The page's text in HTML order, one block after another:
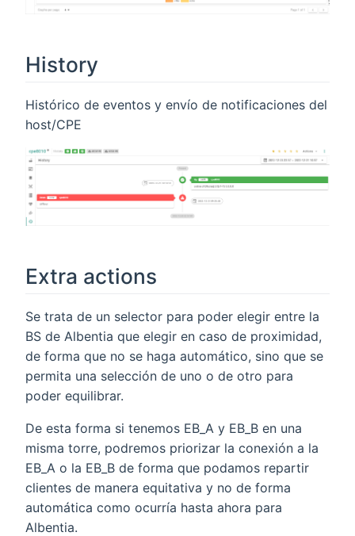
History
Histórico de eventos y envío de notificaciones del
host/CPE
Extra actions
Se trata de un selector para poder elegir entre la
BS de Albentia que elegir en caso de proximidad,
de forma que no se haga automático, sino que se
permita una selección de uno o de otro para
poder equilibrar.
De esta forma si tenemos EB_A y EB_B en una
misma torre, podremos priorizar la conexión a la
EB_A o la EB_B de forma que podamos repartir
clientes de manera equitativa y no de forma
automática como ocurría hasta ahora para
Albentia.